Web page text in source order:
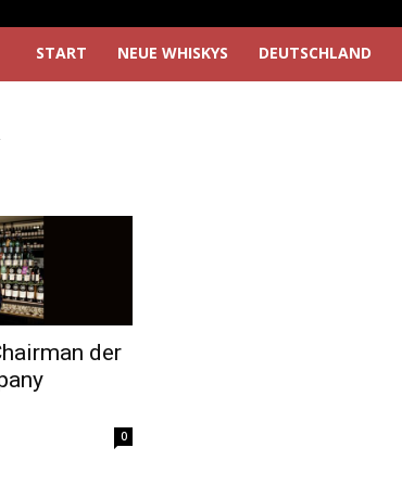
START NEUE WHISKYS DEUTSCHLAND
der
0